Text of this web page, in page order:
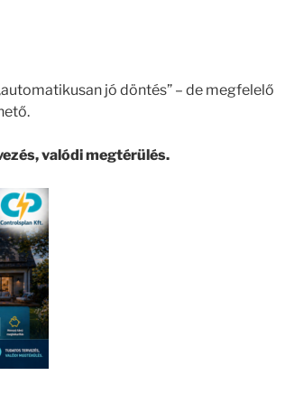
jó döntés” – de megfelelő
valódi megtérülés.